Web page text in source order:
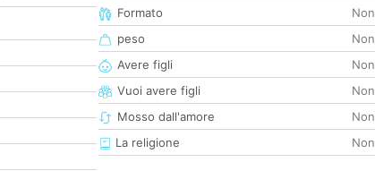
Formato
peso
Avere figli
Vuoi avere figli
Mosso dall'amore
La religione